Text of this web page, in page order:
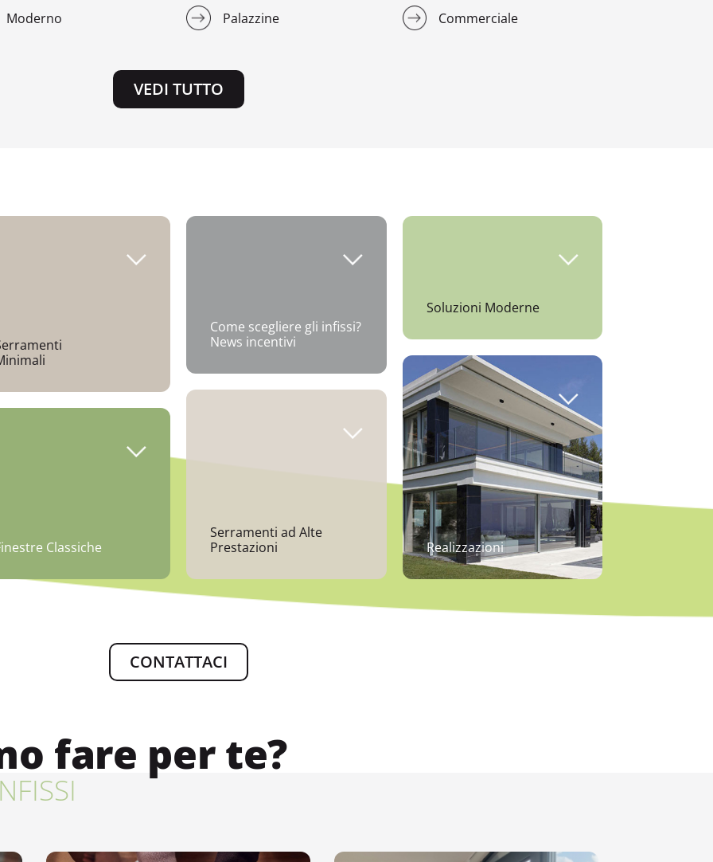
Moderno Palazzine Commerciale
VEDI TUTTO
Classiche
Come scegliere gli infissi?
News incentivi
Serramenti ad Alte
Prestazioni
Soluzioni Moderne
Realizzazioni
CONTATTACI
fare per te?